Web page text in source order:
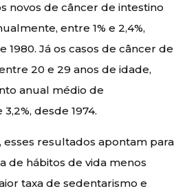
novos de câncer de intestino
entre 1% e 2,4%,
1980. Já os casos de câncer de
20 e 29 anos de idade,
anual médio de
desde 1974.
esses resultados apontam para
de hábitos de vida menos
taxa de sedentarismo e